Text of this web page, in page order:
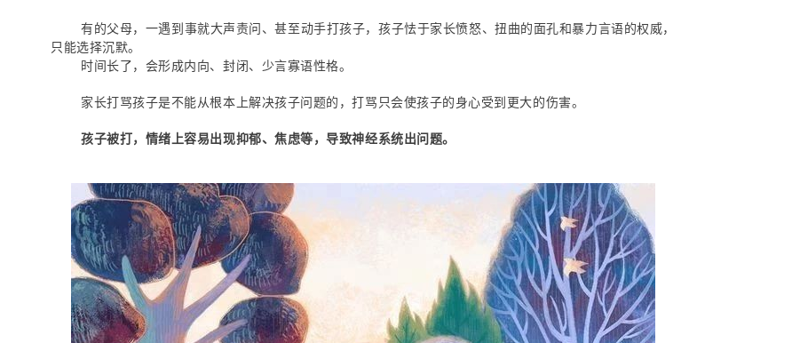
有的父母，一遇到事就大声责问、甚至动手打孩子，孩子怯于家长愤怒、扭曲的面孔和暴力言语的权威，
只能选择沉默。
时间长了，会形成内向、封闭、少言寡语性格。
家长打骂孩子是不能从根本上解决孩子问题的，打骂只会使孩子的身心受到更大的伤害。
孩子被打，情绪上容易出现抑郁、焦虑等，导致神经系统出问题。